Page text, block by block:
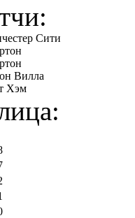
Сити
Вилла
Хэм